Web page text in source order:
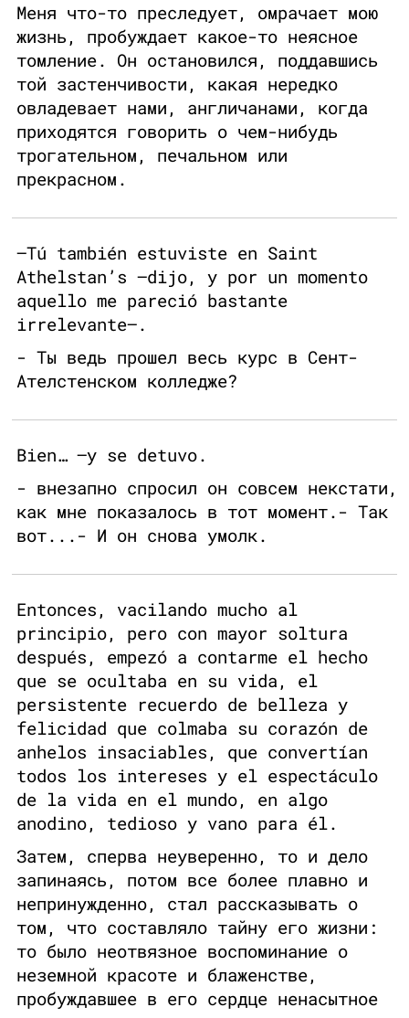
Меня что-то преследует, омрачает мою
жизнь, пробуждает какое-то неясное
томление. Он остановился, поддавшись
той застенчивости, какая нередко
овладевает нами, англичанами, когда
приходятся говорить о чем-нибудь
трогательном, печальном или
прекрасном.
—Tú también estuviste en Saint
Athelstan’s —dijo, y por un momento
aquello me pareció bastante
irrelevante—.
- Ты ведь прошел весь курс в Сент-
Ателстенском колледже?
Bien… —y se detuvo.
- внезапно спросил он совсем некстати,
как мне показалось в тот момент.- Так
вот...- И он снова умолк.
Entonces, vacilando mucho al
principio, pero con mayor soltura
después, empezó a contarme el hecho
que se ocultaba en su vida, el
persistente recuerdo de belleza y
felicidad que colmaba su corazón de
anhelos insaciables, que convertían
todos los intereses y el espectáculo
de la vida en el mundo, en algo
anodino, tedioso y vano para él.
Затем, сперва неуверенно, то и дело
запинаясь, потом все более плавно и
непринужденно, стал рассказывать о
том, что составляло тайну его жизни:
то было неотвязное воспоминание о
неземной красоте и блаженстве,
пробуждавшее в его сердце ненасытное